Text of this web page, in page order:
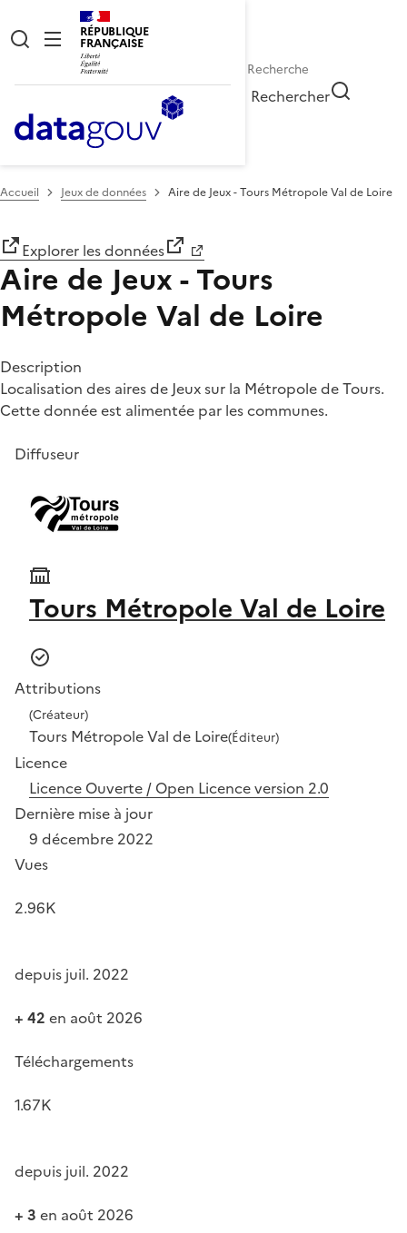
RÉPUBLIQUE
FRANÇAISE
Rechercher
Accueil Jeux de données Aire de Jeux - Tours Métropole Val de Loire
Explorer les données
Aire de Jeux - Tours
Métropole Val de Loire
Description
Localisation des aires de Jeux sur la Métropole de Tours.
Cette donnée est alimentée par les communes.
Diffuseur
Tours Métropole Val de Loire
Attributions
(Créateur)
Tours Métropole Val de Loire(Éditeur)
Licence
Licence Ouverte / Open Licence version 2.0
Dernière mise à jour
9 décembre 2022
Vues
2.96K
depuis juil. 2022
+ 42 en août 2026
Téléchargements
1.67K
depuis juil. 2022
+ 3 en août 2026